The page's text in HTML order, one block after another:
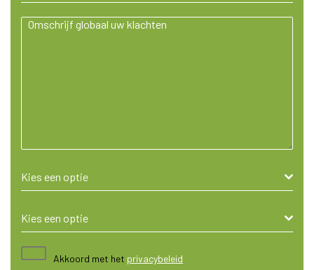
Kies een optie
Kies een optie
Akkoord met het privacybeleid